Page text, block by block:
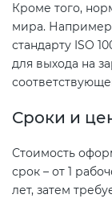
Кроме того,
мира.
стандарту ISO
для выхода на
Сроки и
Стоимость
срок – от 1
лет, затем
Действующие
регламенты